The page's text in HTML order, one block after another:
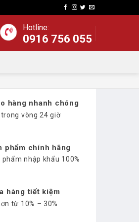
Hotline:
0916 756 055
hàng nhanh chóng
trong vòng 24 giờ
phẩm chính hãng
phẩm nhập khẩu 100%
hàng tiết kiệm
từ 10% – 30%